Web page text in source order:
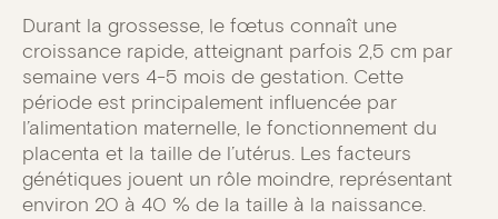
Durant la grossesse, le fœtus connaît une
croissance rapide, atteignant parfois 2,5 cm par
semaine vers 4-5 mois de gestation. Cette
période est principalement influencée par
l’alimentation maternelle, le fonctionnement du
placenta et la taille de l’utérus. Les facteurs
génétiques jouent un rôle moindre, représentant
environ 20 à 40 % de la taille à la naissance.